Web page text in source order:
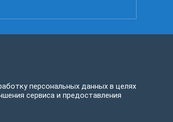
персональных данных в целях
сервиса и предоставления